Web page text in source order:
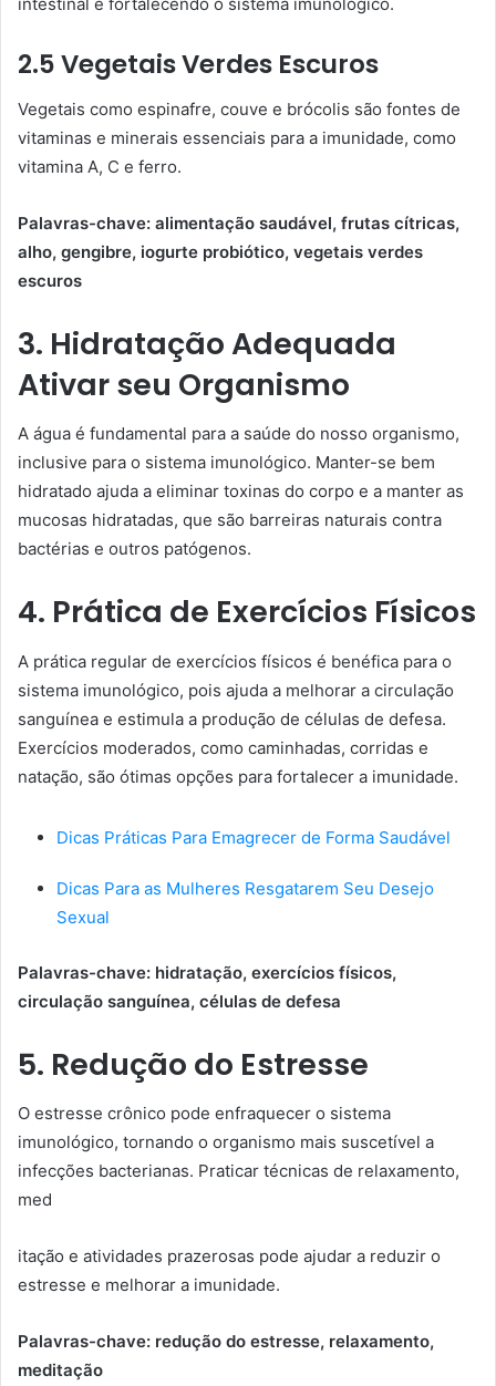
2.5 Vegetais Verdes Escuros
Vegetais como espinafre, couve e brócolis são fontes de
vitaminas e minerais essenciais para a imunidade, como
vitamina A, C e ferro.
Palavras-chave: alimentação saudável, frutas cítricas,
alho, gengibre, iogurte probiótico, vegetais verdes
escuros
3. Hidratação Adequada
Ativar seu Organismo
A água é fundamental para a saúde do nosso organismo,
inclusive para o sistema imunológico. Manter-se bem
hidratado ajuda a eliminar toxinas do corpo e a manter as
mucosas hidratadas, que são barreiras naturais contra
bactérias e outros patógenos.
4. Prática de Exercícios Físicos
A prática regular de exercícios físicos é benéfica para o
sistema imunológico, pois ajuda a melhorar a circulação
sanguínea e estimula a produção de células de defesa.
Exercícios moderados, como caminhadas, corridas e
natação, são ótimas opções para fortalecer a imunidade.
Dicas Práticas Para Emagrecer de Forma Saudável
Dicas Para as Mulheres Resgatarem Seu Desejo
Sexual
Palavras-chave: hidratação, exercícios físicos,
circulação sanguínea, células de defesa
5. Redução do Estresse
O estresse crônico pode enfraquecer o sistema
imunológico, tornando o organismo mais suscetível a
infecções bacterianas. Praticar técnicas de relaxamento,
med
itação e atividades prazerosas pode ajudar a reduzir o
estresse e melhorar a imunidade.
Palavras-chave: redução do estresse, relaxamento,
meditação